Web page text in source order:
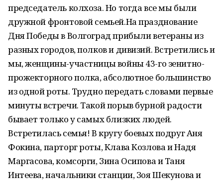
председатель колхоза. Но тогда все мы были
дружной фронтовой семьей.На празднование
Дня Победы в Волгоград прибыли ветераны из
разных городов, полков и дивизий. Встретились и
мы, женщины-участницы войны 43-го зенитно-
прожекторного полка, абсолютное большинство
из одной роты. Трудно передать словами первые
минуты встречи. Такой порыв бурной радости
бывает только у самых близких людей.
Встретилась семья! В кругу боевых подруг Аня
Фокина, парторг роты, Клава Козлова и Надя
Маргасова, комсорги, Зина Осипова и Таня
Интеева, начальники станции, Зоя Шекунова и